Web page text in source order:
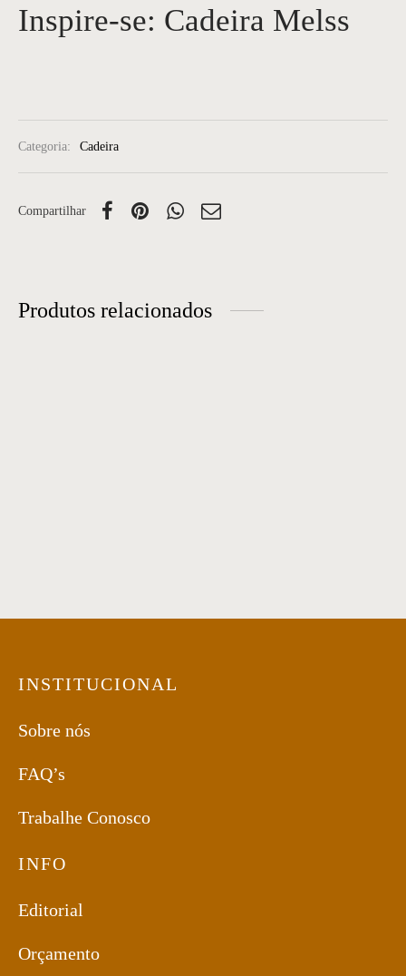
Inspire-se: Cadeira Melss
Categoria: Cadeira
Compartilhar
Produtos relacionados
INSTITUCIONAL
Sobre nós
FAQ’s
Trabalhe Conosco
INFO
Editorial
Orçamento